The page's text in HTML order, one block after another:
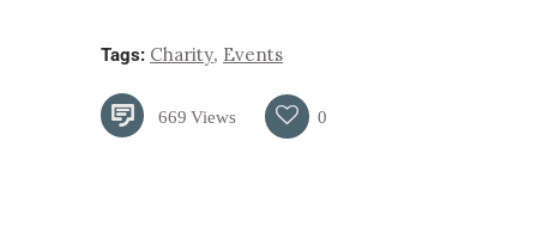
Tags: Charity, Events
669 Views 0